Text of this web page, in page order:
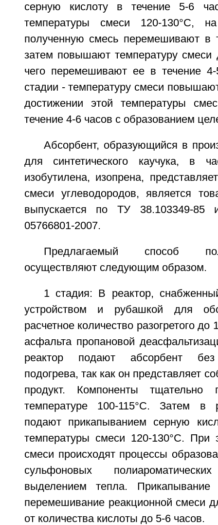
серную кислоту в течение 5-6
температуры смеси 120-130°C,
полученную смесь перемешивают в
затем повышают температуру смеси
чего перемешивают ее в течение
стадии - температуру смеси
достижении этой температуры
течение 4-6 часов с образованием
Абсорбент, образующийся в
для синтетического каучука, в
изобутилена, изопрена,
смеси углеводородов, является
выпускается по ТУ 38.103349-
05766801-2007.
Предлагаемый способ
осуществляют следующим образом.
1 стадия: В реактор,
устройством и рубашкой для
расчетное количество разогретого
асфальта пропановой
реактор подают абсорбент без
подогрева, так как он представляет
продукт. Компоненты тщательно
температуре 100-115°C. Затем в
подают прикапыванием серную
температуры смеси 120-130°C. При
смеси происходят процессы
сульфоновых
выделением тепла.
перемешивание реакционной смеси
от количества кислоты до 5-6 часов.